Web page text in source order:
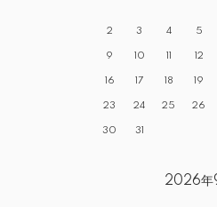
2 3 4 5
9 10 11 12
16 17 18 19
23 24 25 26
30 31
2026年